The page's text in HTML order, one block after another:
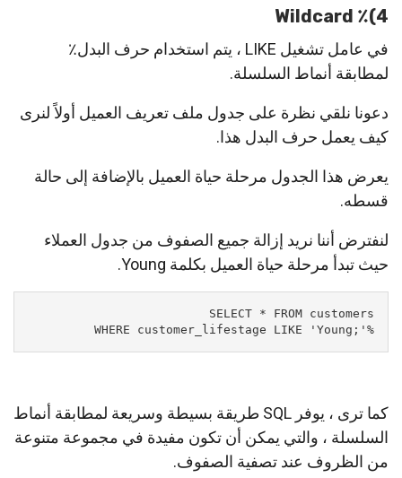
4)٪ Wildcard
في عامل تشغيل LIKE ، يتم استخدام حرف البدل٪
لمطابقة أنماط السلسلة.
دعونا نلقي نظرة على جدول ملف تعريف العميل أولاً لنرى
كيف يعمل حرف البدل هذا.
يعرض هذا الجدول مرحلة حياة العميل بالإضافة إلى حالة
قسطه.
لنفترض أننا نريد إزالة جميع الصفوف من جدول العملاء
حيث تبدأ مرحلة حياة العميل بكلمة Young.
%';WHERE customer_lifestage LIKE 'Young
كما ترى ، يوفر SQL طريقة بسيطة وسريعة لمطابقة أنماط
السلسلة ، والتي يمكن أن تكون مفيدة في مجموعة متنوعة
من الظروف عند تصفية الصفوف.